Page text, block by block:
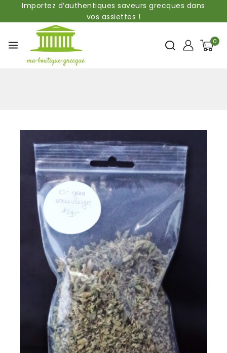
Importez d’authentiques saveurs grecques dans
vos assiettes !
0